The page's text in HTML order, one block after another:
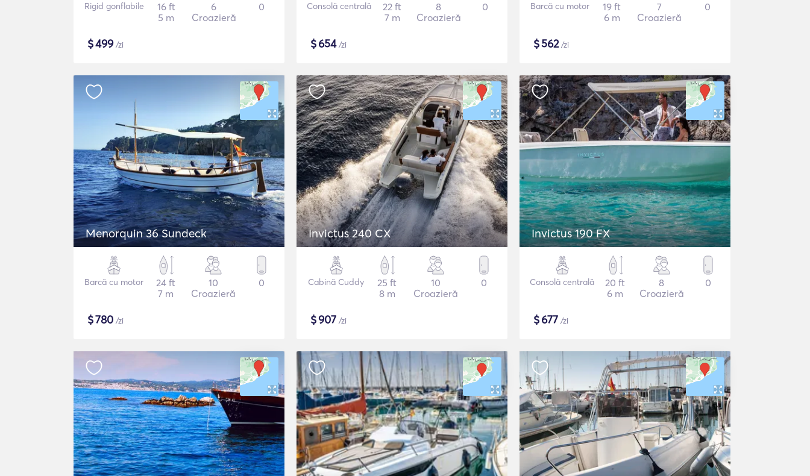
Rigid gonflabile
16 ft
5 m
6
Croazieră
0
$499/zi
Consolă centrală
22 ft
7 m
8
Croazieră
0
$654/zi
Barcă cu motor
19 ft
6 m
7
Croazieră
0
$562/zi
Menorquin 36 Sundeck
Barcă cu motor
24 ft
7 m
10
Croazieră
0
$780 /zi
Invictus 240 CX
Cabină Cuddy
25 ft
8 m
10
Croazieră
0
$907 /zi
Invictus 190 FX
Consolă centrală
20 ft
6 m
8
Croazieră
0
$677 /zi